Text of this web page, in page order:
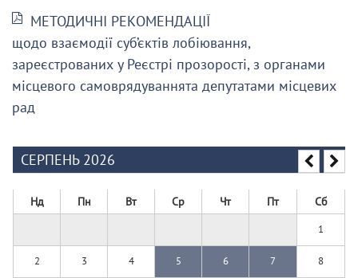
МЕТОДИЧНІ РЕКОМЕНДАЦІЇ
щодо взаємодії суб’єктів лобіювання,
зареєстрованих у Реєстрі прозорості, з органами
місцевого самоврядуваннята депутатами місцевих
рад
СЕРПЕНЬ 2026
Нд Пн Вт Ср Чт Пт Сб
1
2 3 4 5 6 7 8